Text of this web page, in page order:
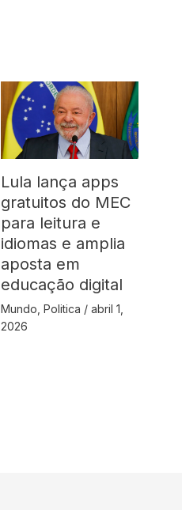
Lula lança apps
gratuitos do MEC
para leitura e
idiomas e amplia
aposta em
educação digital
Mundo ,Politica /abril 1,
2026